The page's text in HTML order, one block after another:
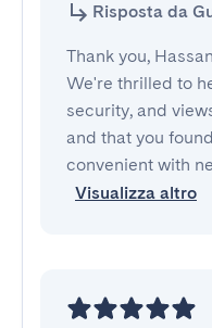
Risposta da
Thank you,
We're thrilled to
security, and
and that you
convenient with
Visualizza altro